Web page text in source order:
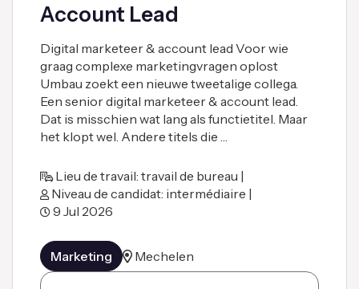
Account Lead
Digital marketeer & account lead Voor wie
graag complexe marketingvragen oplost
Umbau zoekt een nieuwe tweetalige collega.
Een senior digital marketeer & account lead.
Dat is misschien wat lang als functietitel. Maar
het klopt wel. Andere titels die …
Lieu de travail: travail de bureau |
Niveau de candidat: intermédiaire |
9 Jul 2026
Marketing Mechelen